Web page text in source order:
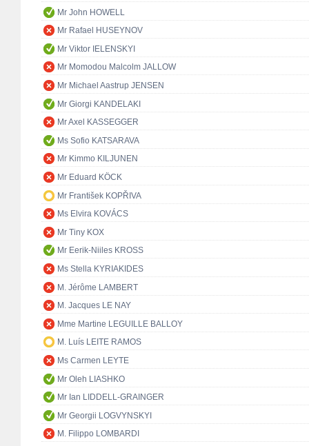
Mr John HOWELL
Mr Rafael HUSEYNOV
Mr Viktor IELENSKYI
Mr Momodou Malcolm JALLOW
Mr Michael Aastrup JENSEN
Mr Giorgi KANDELAKI
Mr Axel KASSEGGER
Ms Sofio KATSARAVA
Mr Kimmo KILJUNEN
Mr Eduard KÖCK
Mr František KOPŘIVA
Ms Elvira KOVÁCS
Mr Tiny KOX
Mr Eerik-Niiles KROSS
Ms Stella KYRIAKIDES
M. Jérôme LAMBERT
M. Jacques LE NAY
Mme Martine LEGUILLE BALLOY
M. Luís LEITE RAMOS
Ms Carmen LEYTE
Mr Oleh LIASHKO
Mr Ian LIDDELL-GRAINGER
Mr Georgii LOGVYNSKYI
M. Filippo LOMBARDI